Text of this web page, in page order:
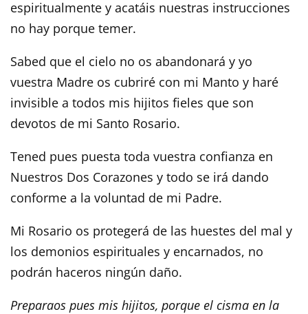
espiritualmente y acatáis nuestras instrucciones
no hay porque temer.
Sabed que el cielo no os abandonará y yo
vuestra Madre os cubriré con mi Manto y haré
invisible a todos mis hijitos fieles que son
devotos de mi Santo Rosario.
Tened pues puesta toda vuestra confianza en
Nuestros Dos Corazones y todo se irá dando
conforme a la voluntad de mi Padre.
Mi Rosario os protegerá de las huestes del mal y
los demonios espirituales y encarnados, no
podrán haceros ningún daño.
Preparaos pues mis hijitos, porque el cisma en la